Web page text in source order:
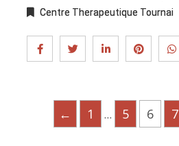
Centre Therapeutique Tournai
← 1 … 5 6 7